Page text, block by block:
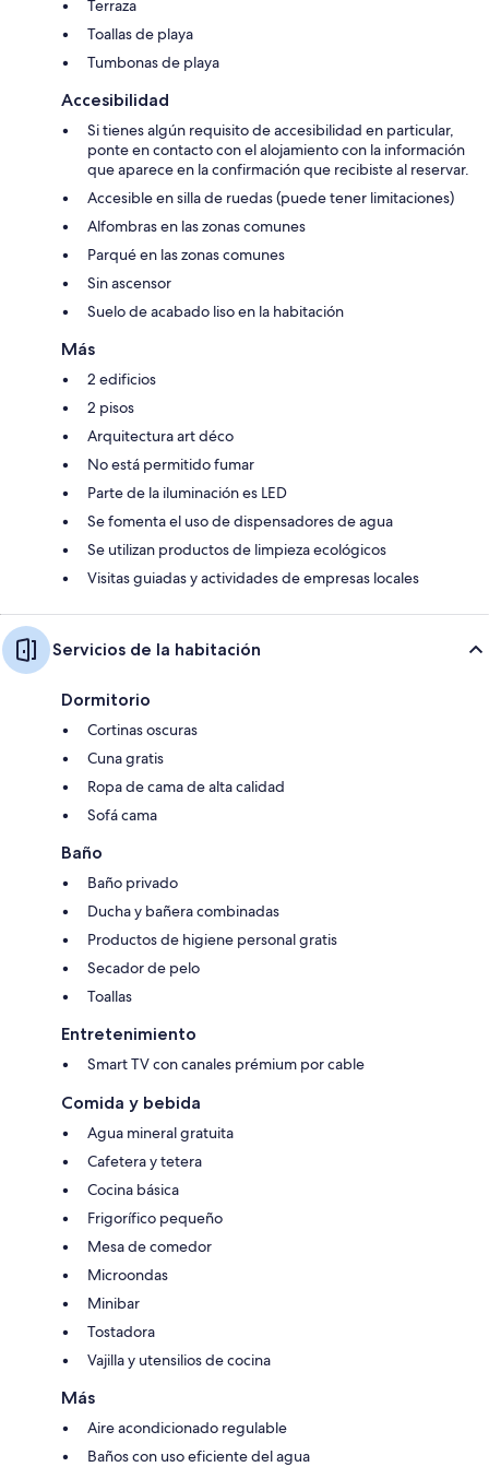
Terraza
Toallas de playa
Tumbonas de playa
Accesibilidad
Si tienes algún requisito de accesibilidad en particular,
ponte en contacto con el alojamiento con la información
que aparece en la confirmación que recibiste al reservar.
Accesible en silla de ruedas (puede tener limitaciones)
Alfombras en las zonas comunes
Parqué en las zonas comunes
Sin ascensor
Suelo de acabado liso en la habitación
Más
2 edificios
2 pisos
Arquitectura art déco
No está permitido fumar
Parte de la iluminación es LED
Se fomenta el uso de dispensadores de agua
Se utilizan productos de limpieza ecológicos
Visitas guiadas y actividades de empresas locales
Servicios de la habitación
Dormitorio
Cortinas oscuras
Cuna gratis
Ropa de cama de alta calidad
Sofá cama
Baño
Baño privado
Ducha y bañera combinadas
Productos de higiene personal gratis
Secador de pelo
Toallas
Entretenimiento
Smart TV con canales prémium por cable
Comida y bebida
Agua mineral gratuita
Cafetera y tetera
Cocina básica
Frigorífico pequeño
Mesa de comedor
Microondas
Minibar
Tostadora
Vajilla y utensilios de cocina
Más
Aire acondicionado regulable
Baños con uso eficiente del agua